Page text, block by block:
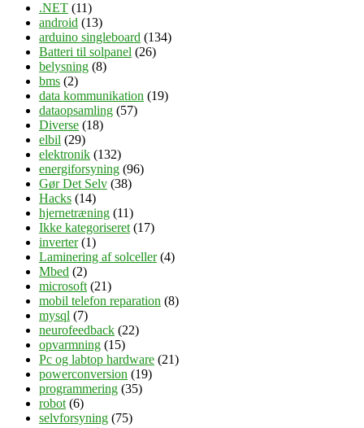
.NET (11)
android (13)
arduino singleboard (134)
Batteri til solpanel (26)
belysning (8)
bms (2)
data kommunikation (19)
dataopsamling (57)
Diverse (18)
elbil (29)
elektronik (132)
energiforsyning (96)
Gør Det Selv (38)
Hacks (14)
hjernetræning (11)
Ikke kategoriseret (17)
inverter(1)
Laminering af solceller(4)
Mbed (2)
microsoft (21)
mobil telefon reparation (8)
mysql (7)
neurofeedback (22)
opvarmning (15)
Pc og labtop hardware (21)
powerconversion (19)
programmering (35)
robot (6)
selvforsyning (75)